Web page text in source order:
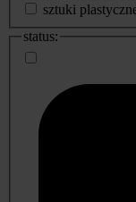
sztuki
status: